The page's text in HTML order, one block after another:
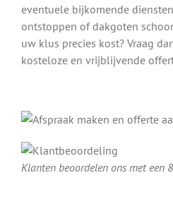
eventuele bijkomende
ontstoppen of dakgoten
uw klus precies kost? Vraag
kosteloze en vrijblijvende
Klanten beoordelen ons met een